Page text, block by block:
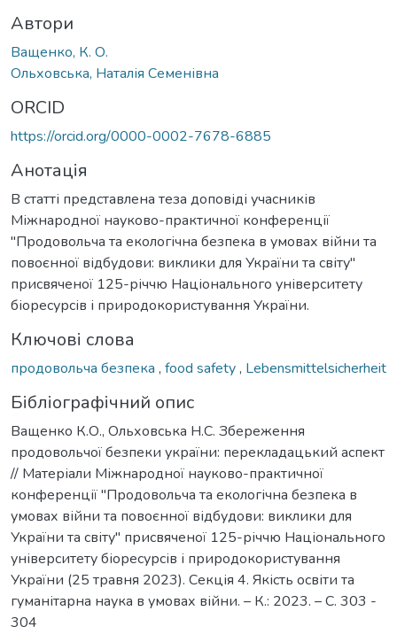
Автори
Ващенко, К. О.
Ольховська, Наталія Семенівна
ORCID
https://orcid.org/0000-0002-7678-6885
Анотація
В статті представлена теза доповіді учасників
Міжнародної науково-практичної конференції
"Продовольча та екологічна безпека в умовах війни та
повоєнної відбудови: виклики для України та світу"
присвяченої 125-річчю Національного університету
біоресурсів і природокористування України.
Ключові слова
продовольча безпека , food safety, Lebensmittelsicherheit
Бібліографічний опис
Ващенко К.О., Ольховська Н.С. Збереження
продовольчої безпеки україни: перекладацький аспект
// Матеріали Міжнародної науково-практичної
конференції "Продовольча та екологічна безпека в
умовах війни та повоєнної відбудови: виклики для
України та світу" присвяченої 125-річчю Національного
університету біоресурсів і природокористування
України (25 травня 2023). Секція 4. Якість освіти та
гуманітарна наука в умовах війни. – К.: 2023. – С. 303 -
304